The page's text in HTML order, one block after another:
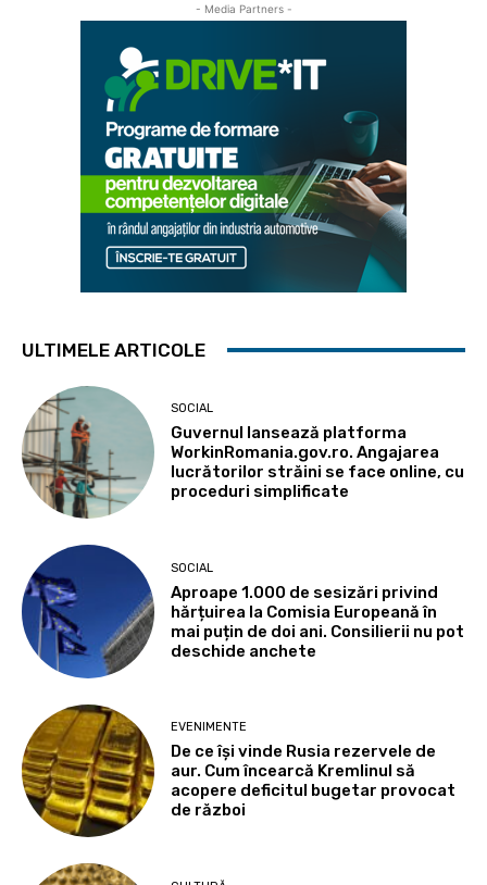
- Media Partners -
ULTIMELE ARTICOLE
SOCIAL
Guvernul lansează platforma
WorkinRomania.gov.ro. Angajarea
lucrătorilor străini se face online, cu
proceduri simplificate
SOCIAL
Aproape 1.000 de sesizări privind
hărțuirea la Comisia Europeană în
mai puțin de doi ani. Consilierii nu pot
deschide anchete
EVENIMENTE
De ce își vinde Rusia rezervele de
aur. Cum încearcă Kremlinul să
acopere deficitul bugetar provocat
de război